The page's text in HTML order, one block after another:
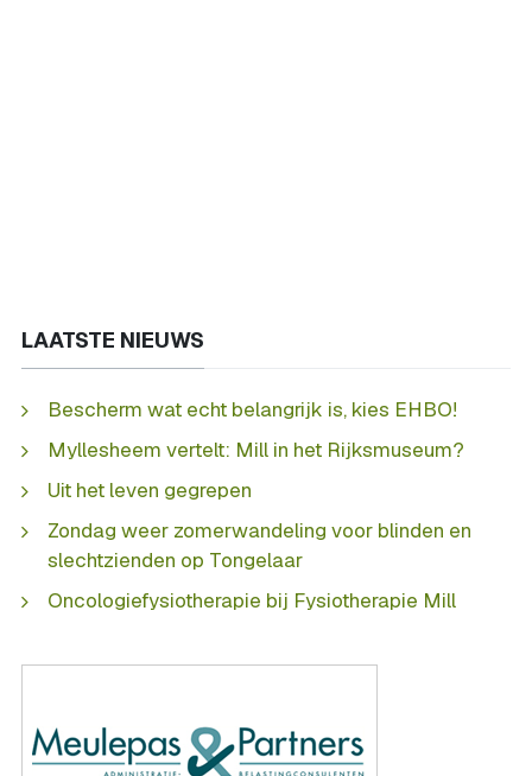
LAATSTE NIEUWS
Bescherm wat echt belangrijk is, kies EHBO!
Myllesheem vertelt: Mill in het Rijksmuseum?
Uit het leven gegrepen
Zondag weer zomerwandeling voor blinden en
slechtzienden op Tongelaar
Oncologiefysiotherapie bij Fysiotherapie Mill